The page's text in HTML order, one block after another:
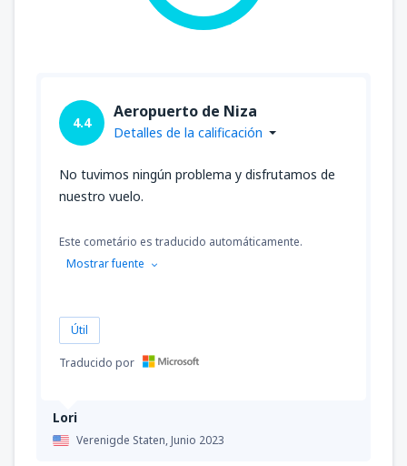
Lori
Verenigde Staten,Junio 2023
4.4
Aeropuerto de Niza
Detalles de la calificación
No tuvimos ningún problema y disfrutamos de
nuestro vuelo.
Este cometário es traducido automáticamente.
Mostrar fuente
Útil
Traducido por